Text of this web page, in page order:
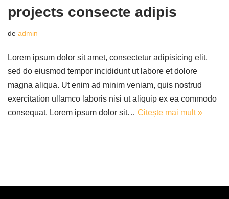
projects consecte adipis
de admin
Lorem ipsum dolor sit amet, consectetur adipisicing elit,
sed do eiusmod tempor incididunt ut labore et dolore
magna aliqua. Ut enim ad minim veniam, quis nostrud
exercitation ullamco laboris nisi ut aliquip ex ea commodo
consequat. Lorem ipsum dolor sit… Citește mai mult »